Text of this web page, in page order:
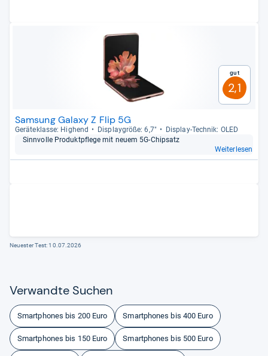
Gut
2,1
Samsung Galaxy Z Flip 5G
Gerä­te­klasse: Hig­hend Dis­play­größe: 6,7"
Dis­play-​Tech­nik: OLED
Sinn­volle Pro­dukt­pflege mit neuem 5G-​Chip­satz
Weiterlesen
Neuester Test:10.07.2026
Ver­wandte Suchen
Smartphones bis 200 Euro Smartphones bis 400 Euro
Smartphones bis 150 Euro Smartphones bis 500 Euro